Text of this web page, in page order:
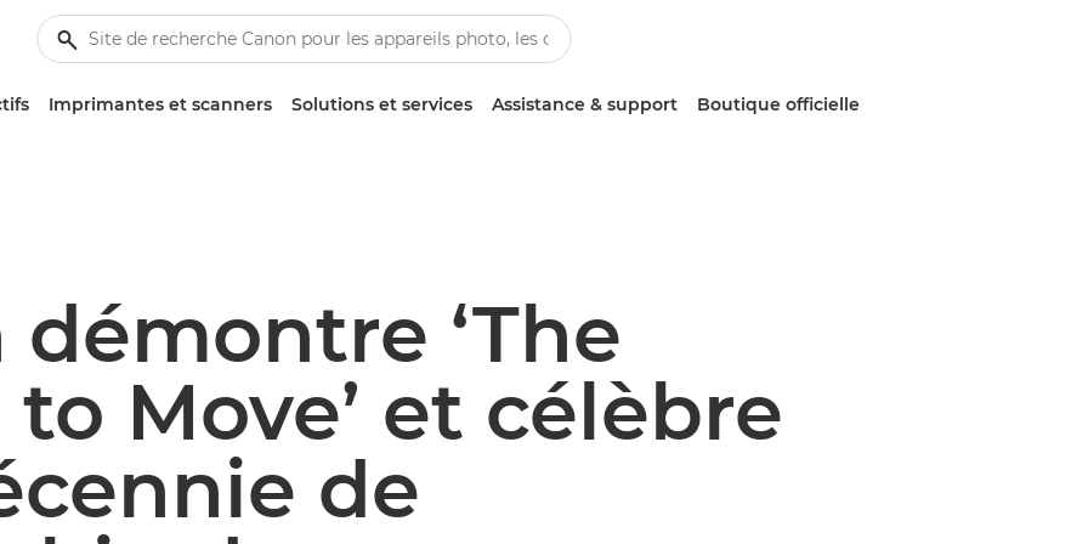
Imprimantes et scanners Solutions et services Assistance & support Boutique officielle
démontre ‘The
Move’ et célèbre
de